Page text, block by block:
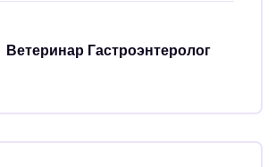
Ветеринар Гастроэнтеролог